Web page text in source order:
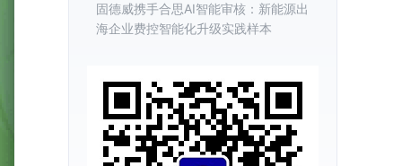
固德威携手合思AI智能审核：新能源出
海企业费控智能化升级实践样本